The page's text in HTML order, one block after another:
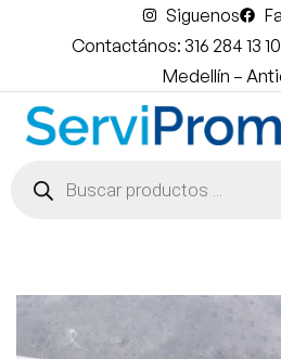
Siguenos
Contactános: 316 284 13
Medellín –